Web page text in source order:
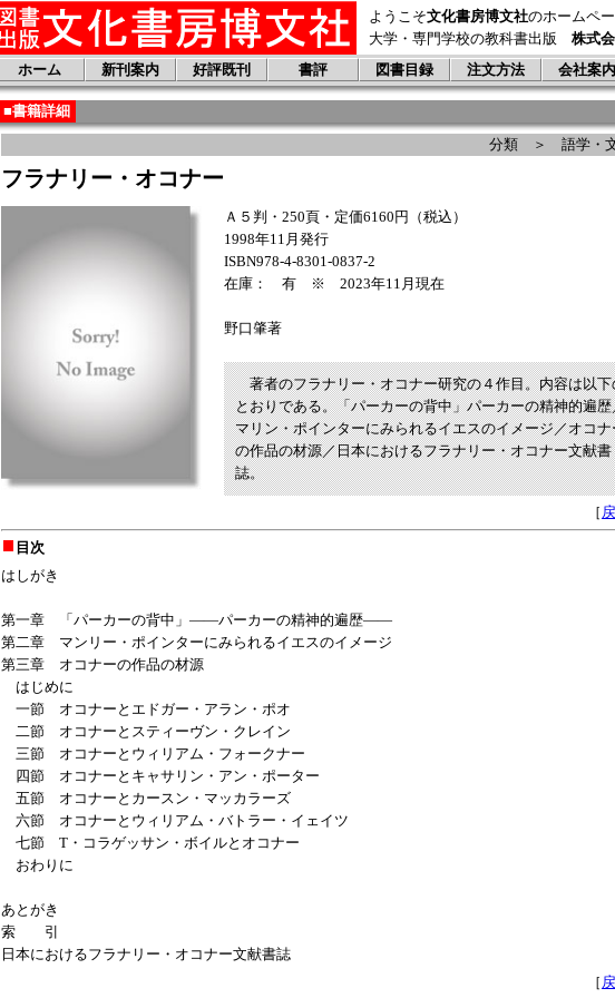
ようこそ文化書房博文社のホームペ
大学・専門学校の教科書出版 株式
ホーム
新刊案内 好評既刊 書評 図書目録 注文方法 会社案内
■書籍詳細
分類 ＞ 語学・
フラナリー・オコナー
Ａ５判・250頁・定価6160円（税込）
1998年11月発行
ISBN978-4-8301-0837-2
在庫： 有 ※ 2023年11月現在
野口肇著
著者のフラナリー・オコナー研究の４作目。内容は以下
とおりである。「パーカーの背中」パーカーの精神的遍歴
マリン・ポインターにみられるイエスのイメージ／オコナ
の作品の材源／日本におけるフラナリー・オコナー文献書
誌。
［
目次
はしがき
第一章 「パーカーの背中」――パーカーの精神的遍歴――
第二章 マンリー・ポインターにみられるイエスのイメージ
第三章 オコナーの作品の材源
はじめに
一節 オコナーとエドガー・アラン・ポオ
二節 オコナーとスティーヴン・クレイン
三節 オコナーとウィリアム・フォークナー
四節 オコナーとキャサリン・アン・ポーター
五節 オコナーとカースン・マッカラーズ
六節 オコナーとウィリアム・バトラー・イェイツ
七節 T・コラゲッサン・ボイルとオコナー
おわりに
あとがき
索 引
日本におけるフラナリー・オコナー文献書誌
［